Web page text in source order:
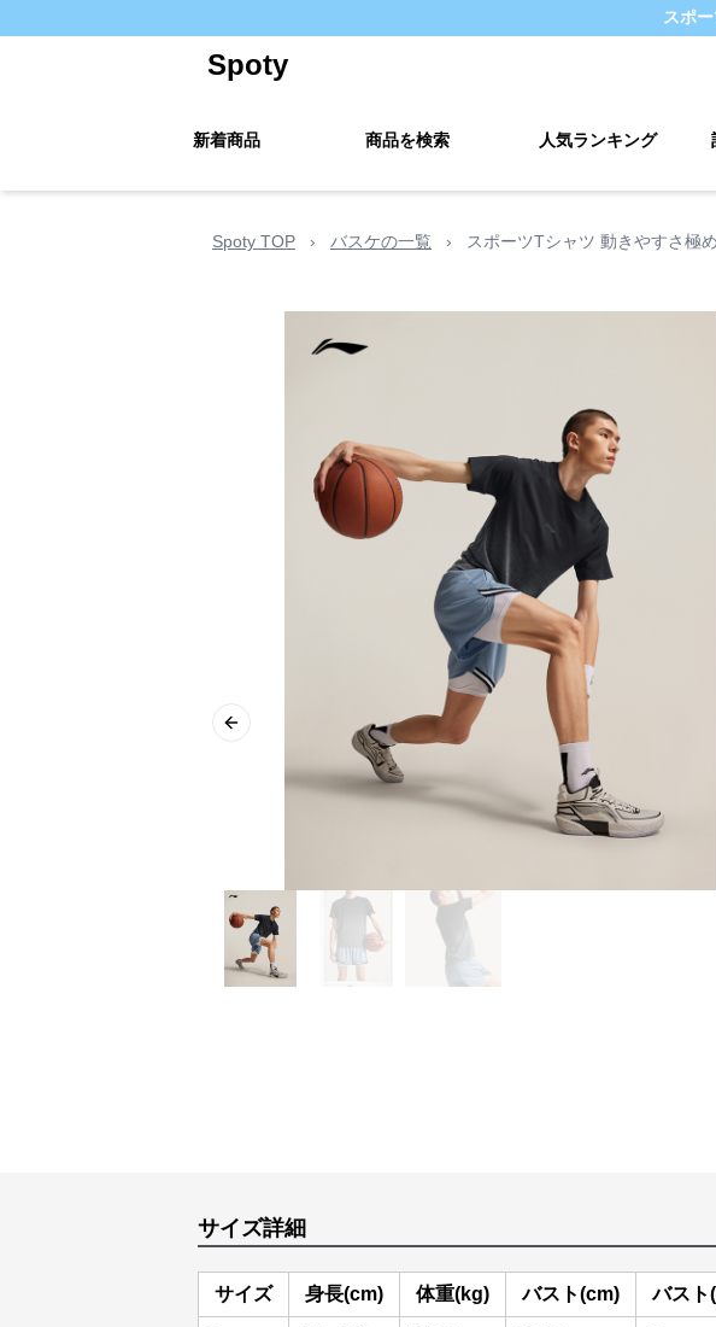
スポ
Spoty
新着商品 商品を検索 人気ランキング
Spoty TOP › バスケの一覧 › スポーツTシャツ 動きやすさ極
Previous slide
サイズ詳細
サイズ 身長(cm) 体重(kg) バスト(cm) バスト